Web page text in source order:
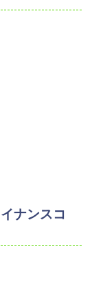
ナンスコ